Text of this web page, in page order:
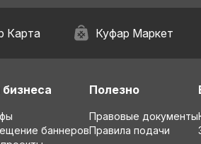
Карта Куфар Маркет
баннеров
Полезно
Правовые документы
Правила подачи